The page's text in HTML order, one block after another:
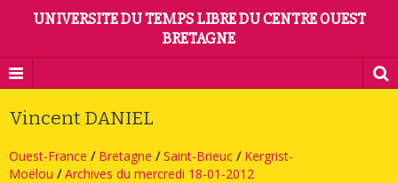
UNIVERSITE DU TEMPS LIBRE DU CENTRE OUEST
BRETAGNE
Vincent DANIEL
Ouest-France / Bretagne /Saint-Brieuc / Kergrist-
Moëlou /Archives du mercredi 18-01-2012